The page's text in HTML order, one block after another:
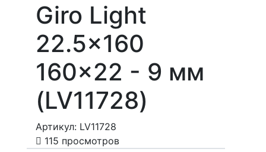
Giro Light
22.5x160
160x22 - 9 мм
(LV11728)
Артикул: LV11728
115 просмотров